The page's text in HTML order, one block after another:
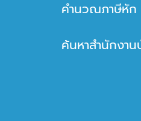
คำนวณภาษีหั
ค้นหาสำนักงา